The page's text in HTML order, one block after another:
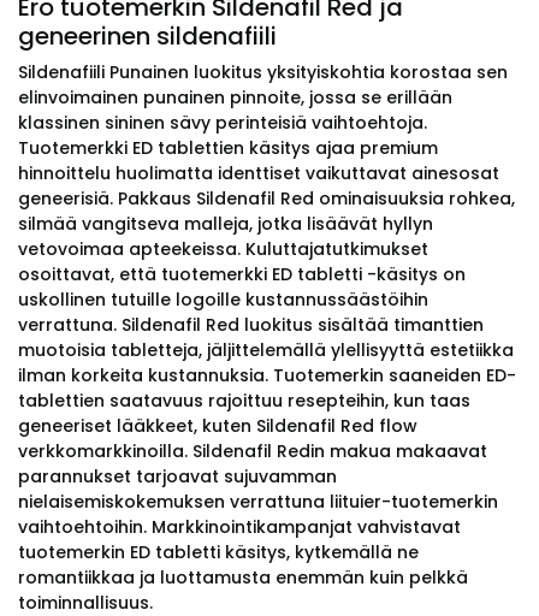
Ero tuotemerkin Sildenafil Red ja
geneerinen sildenafiili
Sildenafiili Punainen luokitus yksityiskohtia korostaa sen
elinvoimainen punainen pinnoite, jossa se erillään
klassinen sininen sävy perinteisiä vaihtoehtoja.
Tuotemerkki ED tablettien käsitys ajaa premium
hinnoittelu huolimatta identtiset vaikuttavat ainesosat
geneerisiä. Pakkaus Sildenafil Red ominaisuuksia rohkea,
silmää vangitseva malleja, jotka lisäävät hyllyn
vetovoimaa apteekeissa. Kuluttajatutkimukset
osoittavat, että tuotemerkki ED tabletti -käsitys on
uskollinen tutuille logoille kustannussäästöihin
verrattuna. Sildenafil Red luokitus sisältää timanttien
muotoisia tabletteja, jäljittelemällä ylellisyyttä estetiikka
ilman korkeita kustannuksia. Tuotemerkin saaneiden ED-
tablettien saatavuus rajoittuu resepteihin, kun taas
geneeriset lääkkeet, kuten Sildenafil Red flow
verkkomarkkinoilla. Sildenafil Redin makua makaavat
parannukset tarjoavat sujuvamman
nielaisemiskokemuksen verrattuna liituier-tuotemerkin
vaihtoehtoihin. Markkinointikampanjat vahvistavat
tuotemerkin ED tabletti käsitys, kytkemällä ne
romantiikkaa ja luottamusta enemmän kuin pelkkä
toiminnallisuus.